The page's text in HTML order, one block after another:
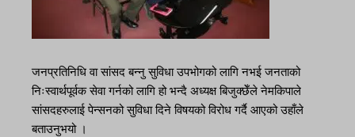
जनप्रतिनिधि वा सांसद बन्नु सुविधा उपभोगको लागि नभई जनताको
निःस्वार्थपूर्वक सेवा गर्नको लागि हो भन्दै अध्यक्ष बिजुक्छेँले नेमकिपाले
सांसदहरुलाई पेन्सनको सुविधा दिने विषयको विरोध गर्दै आएको उहाँले
बताउनुभयो ।